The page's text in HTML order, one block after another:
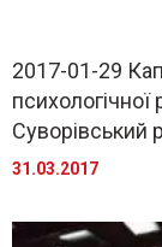
2017-01-29
психологічної
Суворівський
31.03.2017